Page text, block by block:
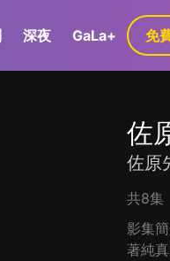
深夜 GaLa+ 免
佐
佐原
共8集
影集
著純